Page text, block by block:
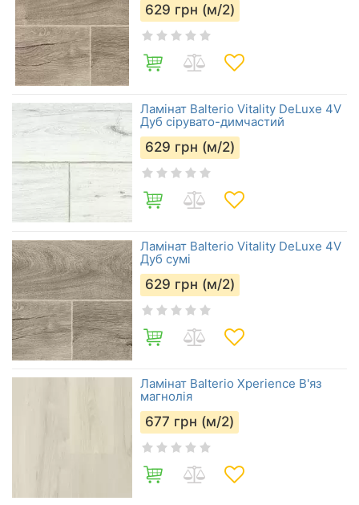
629 грн (м/2)
Ламінат Balterio Vitality DeLuxe 4V
Дуб сірувато-димчастий
629 грн (м/2)
Ламінат Balterio Vitality DeLuxe 4V
Дуб сумі
629 грн (м/2)
Ламінат Balterio Xperience В'яз
магнолія
677 грн (м/2)